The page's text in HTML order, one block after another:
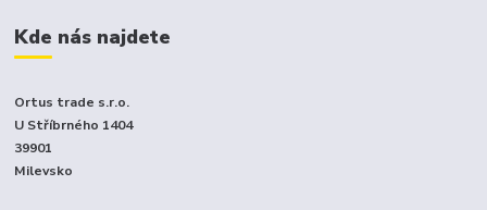
Kde nás najdete
Ortus trade s.r.o.
U Stříbrného 1404
39901
Milevsko